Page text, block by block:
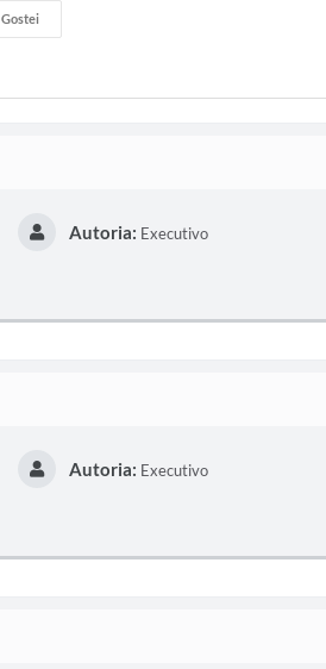
Gostei
Autoria: Executivo
Autoria: Executivo